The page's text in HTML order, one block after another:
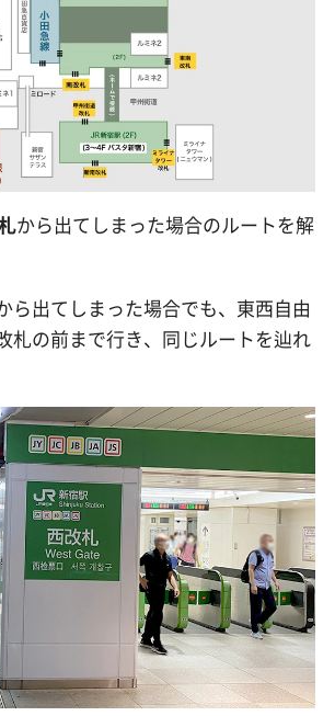
から出てしまった場合のルートを解
ら出てしまった場合でも、東西自由
札の前まで行き、同じルートを辿れ